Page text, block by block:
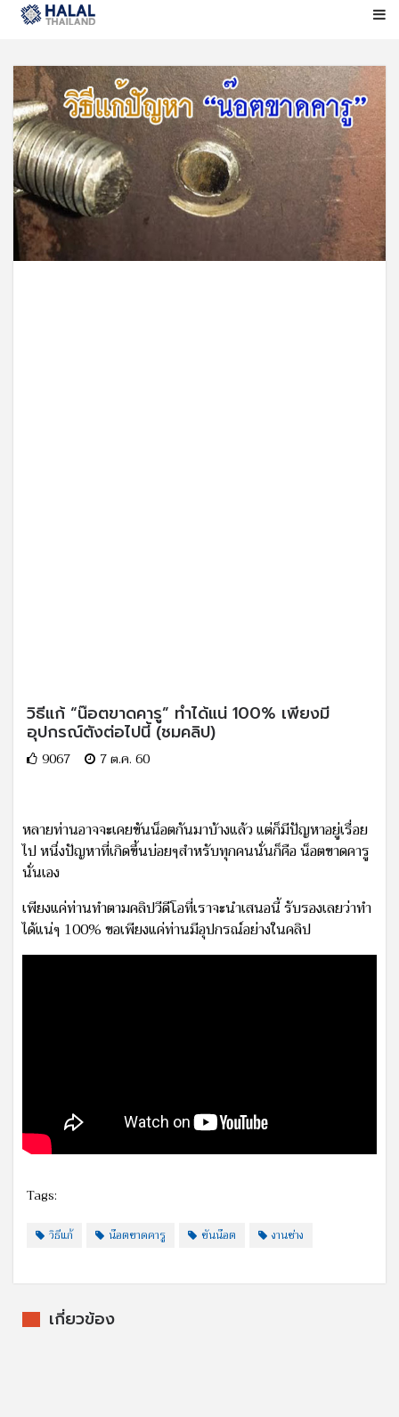
วิธีแก้ “น๊อตขาดคารู” ทำได้แน่ 100% เพียงมี
อุปกรณ์ตังต่อไปนี้ (ชมคลิป)
9067 7 ต.ค. 60
หลายท่านอาจจะเคยขันน็อตกันมาบ้างแล้ว แต่ก็มีปัญหาอยู่เรื่อย
ไป หนึ่งปัญหาที่เกิดขึ้นบ่อยๆสำหรับทุกคนนั่นก็คือ น็อตขาดคารู
นั่นเอง
เพียงแค่ท่านทำตามคลิปวีดีโอที่เราจะนำเสนอนี้ รับรองเลยว่าทำ
ได้แน่ๆ 100% ขอเพียงแค่ท่านมีอุปกรณ์อย่างในคลิป
Tags:
วิธีแก้ น๊อตขาดคารู ขันน๊อต งานช่าง
เกี่ยวข้อง